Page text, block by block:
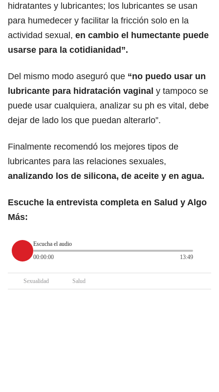
hidratantes y lubricantes; los lubricantes se usan
para humedecer y facilitar la fricción solo en la
actividad sexual, en cambio el humectante puede
usarse para la cotidianidad”.
Del mismo modo aseguró que “no puedo usar un
lubricante para hidratación vaginal y tampoco se
puede usar cualquiera, analizar su ph es vital, debe
dejar de lado los que puedan alterarlo”.
Finalmente recomendó los mejores tipos de
lubricantes para las relaciones sexuales,
analizando los de silicona, de aceite y en agua.
Escuche la entrevista completa en Salud y Algo
Más:
Escucha el audio
00:00:00
13:49
Sexualidad Salud